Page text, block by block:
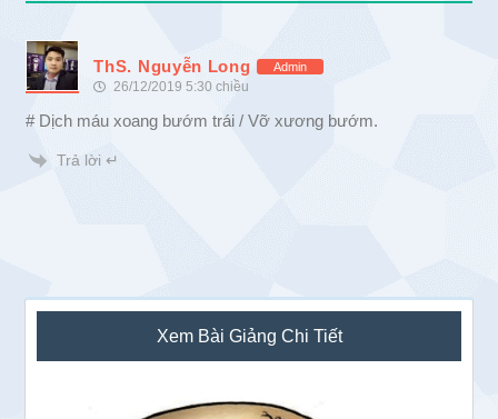
ThS. Nguyễn Long Admin
26/12/2019 5:30 chiều
# Dịch máu xoang bướm trái / Vỡ xương bướm.
Trả lời ↵
Sidebar
chính
Xem Bài Giảng Chi Tiết